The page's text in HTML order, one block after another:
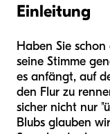
Einleitung
Haben Sie
seine Stimme
es anfängt, auf
den Flur zu
sicher nicht nur
Blubs glauben